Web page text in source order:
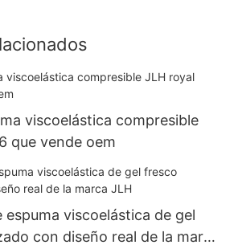
viscoelástica compresible
que vende oem
viscoelástica de gel
con diseño real de la marca